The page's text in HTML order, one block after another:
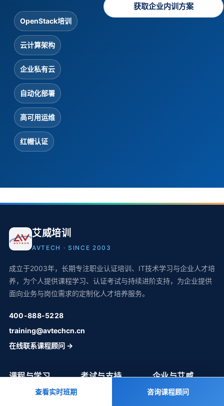
OpenStack培训
云计算架构
企业私有云
自动化部署
高可用运维
红帽认证
获取企业内训方案
查看实时班期 咨询课程顾问
艾威培训
AVTECH · SINCE 2003
成立于2003年，长期专注职业认证培训、IT技术学习与企业人才培
养，为个人提供课程学习、认证考试与持续进阶支持，为企业提供
面向业务与岗位需求的定制化人才培养服务。
400-888-5228
training@avtechcn.cn
在线联系课程顾问 →
课程与学习
全部课程
考试与支持 企业与艾威
企业培训